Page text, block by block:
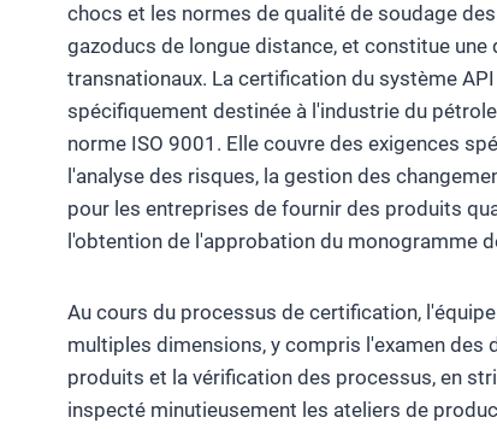
chocs et les normes de qualité de soudage
gazoducs de longue distance, et constitue
transnationaux. La certification du système
spécifiquement destinée à l'industrie du
norme ISO 9001. Elle couvre des exigences
l'analyse des risques, la gestion des
pour les entreprises de fournir des produits
l'obtention de l'approbation du monogramme
Au cours du processus de certification,
multiples dimensions, y compris l'examen des
produits et la vérification des processus, en
inspecté minutieusement les ateliers de